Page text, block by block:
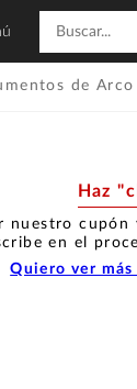
de Arco
Haz
nuestro cupón
en el
Quiero ver